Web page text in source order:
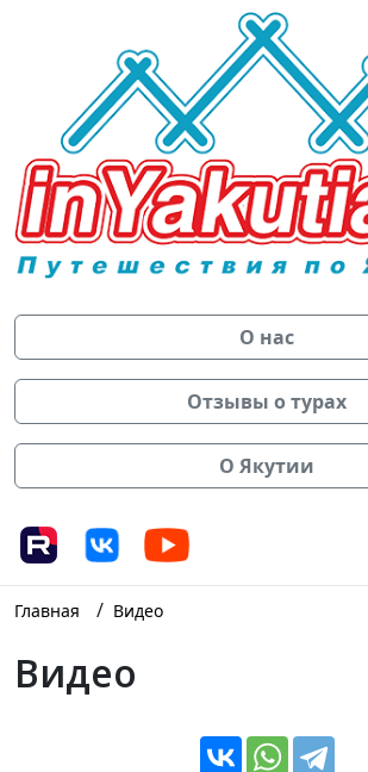
О нас
Отзывы о турах
О Якутии
Главная / Видео
Видео